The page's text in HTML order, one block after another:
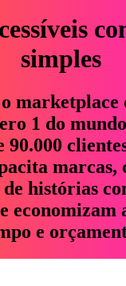
simples
marketplace
1 do
90.000
marcas,
histórias
economizam
e